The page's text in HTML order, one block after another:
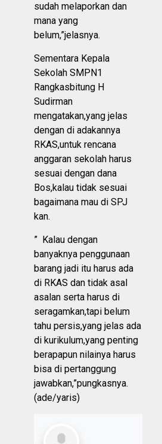
sudah melaporkan dan
mana yang
belum,”jelasnya.
Sementara Kepala
Sekolah SMPN1
Rangkasbitung H
Sudirman
mengatakan,yang jelas
dengan di adakannya
RKAS,untuk rencana
anggaran sekolah harus
sesuai dengan dana
Bos,kalau tidak sesuai
bagaimana mau di SPJ
kan.
” Kalau dengan
banyaknya penggunaan
barang jadi itu harus ada
di RKAS dan tidak asal
asalan serta harus di
seragamkan,tapi belum
tahu persis,yang jelas ada
di kurikulum,yang penting
berapapun nilainya harus
bisa di pertanggung
jawabkan,”pungkasnya.
(ade/yaris)